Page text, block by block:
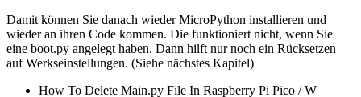
Damit können Sie danach wieder MicroPython installieren und
wieder an ihren Code kommen. Die funktioniert nicht, wenn Sie
eine boot.py angelegt haben. Dann hilft nur noch ein Rücksetzen
auf Werkseinstellungen. (Siehe nächstes Kapitel)
How To Delete Main.py File In Raspberry Pi Pico / W